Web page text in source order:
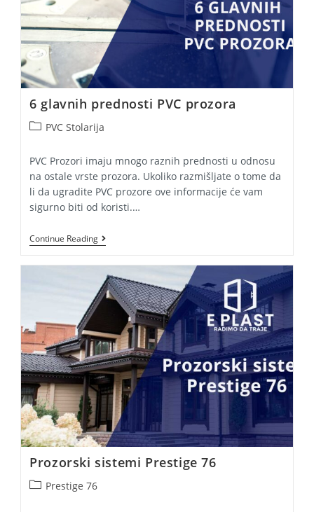
6 glavnih prednosti PVC prozora
PostPVC Stolarija
PVC Prozori imaju mnogo raznih prednosti u odnosu
na ostale vrste prozora. Ukoliko razmišljate o tome da
li da ugradite PVC prozore ove informacije će vam
sigurno biti od koristi.…
Continue Reading6
Glavnih
PVC
Prozora
Prozorski sistemi Prestige 76
PostPrestige 76